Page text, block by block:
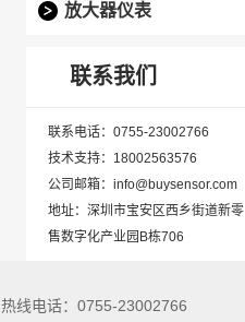
放大器仪表
联系我们
联系电话：0755-23002766
技术支持：18002563576
公司邮箱：info@buysensor.com
地址：深圳市宝安区西乡街道新零
售数字化产业园B栋706
热线电话：0755-23002766